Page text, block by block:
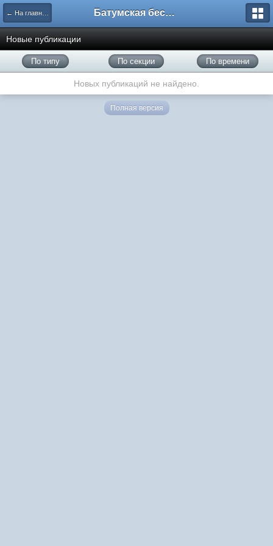
← На главную Батумская беседка
Новые публикации
По типу По секции По времени
Новых публикаций не найдено.
Полная версия